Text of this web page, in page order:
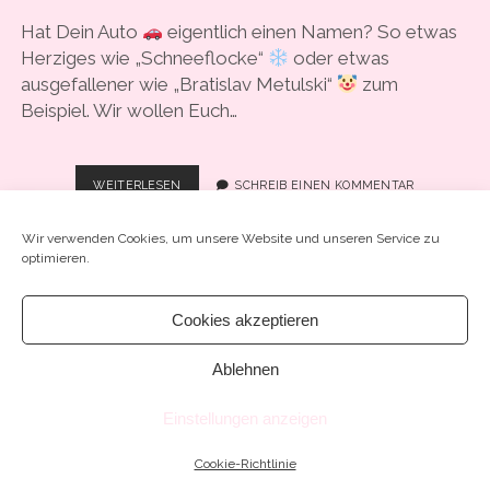
Wir verwenden Cookies, um unsere Website und unseren Service zu
optimieren.
Cookies akzeptieren
Ablehnen
Einstellungen anzeigen
Cookie-Richtlinie
Hat Dein Auto
eigentlich einen Namen? So etwas
Herziges wie „Schneeflocke“
oder etwas
ausgefallener wie „Bratislav Metulski“
zum
Beispiel. Wir wollen Euch…
WEITERLESEN
TÜR
GROSSE G
SCHREIB EINEN KOMMENTAR
Chosen WordPress Themeby Compete Themes.